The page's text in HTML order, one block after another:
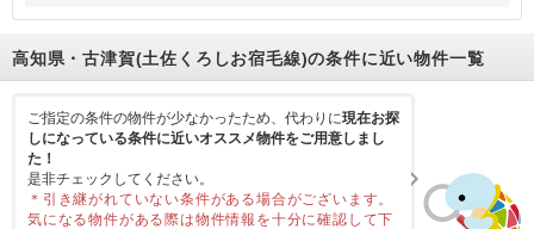
高知県・古津賀(土佐くろしお宿毛線)の条件に近い物件一覧
ご指定の条件の物件が少なかったため、代わりに現在お探
しになっている条件に近いオススメ物件をご用意しまし
た！
是非チェックしてください。
＊引き継がれていない条件がある場合がございます。
気になる物件がある際は物件情報を十分に確認して下